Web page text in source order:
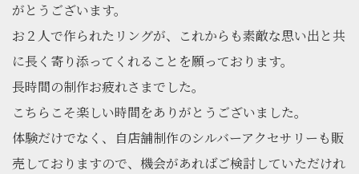
がとうございます。
お２人で作られたリングが、これからも素敵な思い出と共
に長く寄り添ってくれることを願っております。
長時間の制作お疲れさまでした。
こちらこそ楽しい時間をありがとうございました。
体験だけでなく、自店舗制作のシルバーアクセサリーも販
売しておりますので、機会があればご検討していただけれ